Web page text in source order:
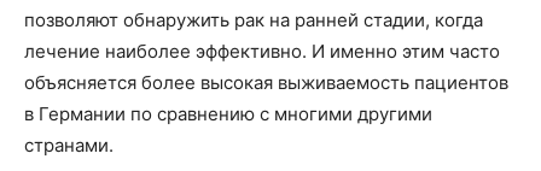
позволяют обнаружить рак на ранней стадии, когда
лечение наиболее эффективно. И именно этим часто
объясняется более высокая выживаемость пациентов
в Германии по сравнению с многими другими
странами.